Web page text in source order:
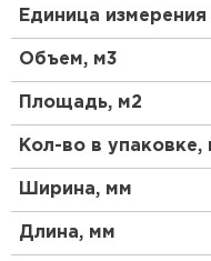
полимерного
модификатора и
нанесением на обе
слоев. В качестве
крупнозернистую
мелкозернистую
пленку.
Особенности:
Единица измерения
Объем, м3
Площадь, м2
Кол-во в упаковке,
Ширина, мм
Длина, мм